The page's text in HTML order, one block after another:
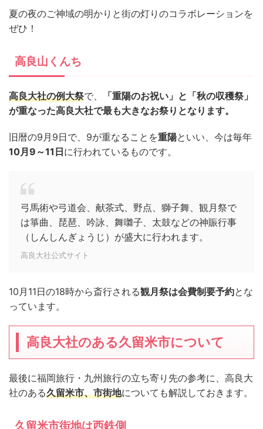
夏の夜のご神域の明かりと街の灯りのコラボレーションを
ぜひ！
高良山くんち
高良大社の例大祭で、
「重陽のお祝い」と「秋の収穫祭」
が重なった高良大社で最も大きなお祭りとなります。
旧暦の9月9日で、9が重なることを重陽といい、今は毎年
10月9～11日に行われているものです。
弓馬術や弓道会、献茶式、野点、獅子舞、観月祭で
は箏曲、琵琶、吟詠、舞囃子、太鼓などの神賑行事
（しんしんぎょうじ）が盛大に行われます。
高良大社公式サイト
10月11日の18時から斎行される観月祭は会費制要予約とな
っています。
高良大社のある久留米市について
最後に福岡旅行・九州旅行の立ち寄り先の参考に、高良大
社のある久留米市、市街地についても解説しておきます。
久留米市街地は西鉄側